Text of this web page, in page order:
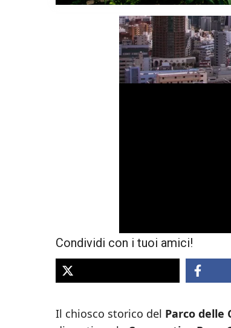
Condividi con i tuoi amici!
Il chiosco storico del Parco delle